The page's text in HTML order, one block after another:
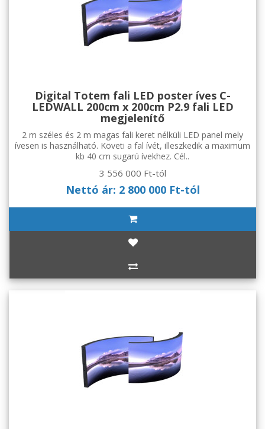
Digital Totem fali LED poster íves C-
LEDWALL 200cm x 200cm P2.9 fali LED
megjelenítő
2 m széles és 2 m magas fali keret nélküli LED panel mely
ívesen is használható. Követi a fal ívét, illeszkedik a maximum
kb 40 cm sugarú ívekhez. Cél..
3 556 000 Ft-tól
Nettó ár: 2 800 000 Ft-tól